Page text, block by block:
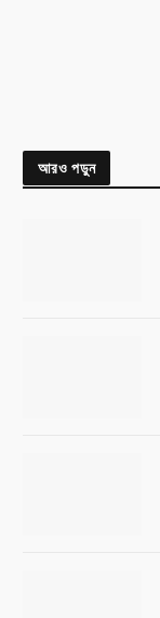
আরও পড়ুন